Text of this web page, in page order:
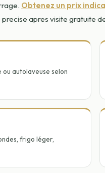
Obtenez un prix
precise apres visite gratuite
autolaveuse selon
frigo léger,